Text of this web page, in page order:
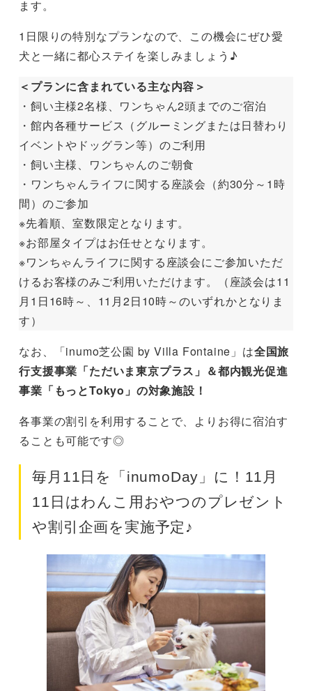
ます。
1日限りの特別なプランなので、この機会にぜひ愛
犬と一緒に都心ステイを楽しみましょう♪
＜プランに含まれている主な内容＞
・飼い主様2名様、ワンちゃん2頭までのご宿泊
・館内各種サービス（グルーミングまたは日替わり
イベントやドッグラン等）のご利用
・飼い主様、ワンちゃんのご朝食
・ワンちゃんライフに関する座談会（約30分～1時
間）のご参加
※先着順、室数限定となります。
※お部屋タイプはお任せとなります。
※ワンちゃんライフに関する座談会にご参加いただ
けるお客様のみご利用いただけます。（座談会は11
月1日16時～、11月2日10時～のいずれかとなりま
す）
なお、「inumo芝公園 by Villa Fontaine」は全国旅
行支援事業「ただいま東京プラス」＆都内観光促進
事業「もっとTokyo」の対象施設！
各事業の割引を利用することで、よりお得に宿泊す
ることも可能です◎
毎月11日を「inumoDay」に！11月
11日はわんこ用おやつのプレゼント
や割引企画を実施予定♪